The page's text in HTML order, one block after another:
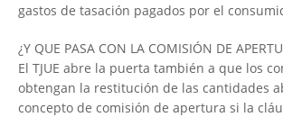
gastos de tasación pagados por el
¿Y QUE PASA CON LA COMISIÓN DE
El TJUE abre la puerta también a que los
obtengan la restitución de las cantidades
concepto de comisión de apertura si la